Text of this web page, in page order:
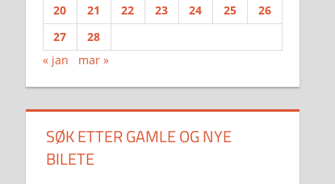
20
21 22 23 24 25
26
27
28
« jan
mar »
SØK ETTER GAMLE OG NYE
BILETE